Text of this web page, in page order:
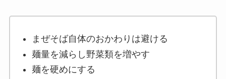
まぜそば自体のおかわりは避ける
麺量を減らし野菜類を増やす
麺を硬めにする